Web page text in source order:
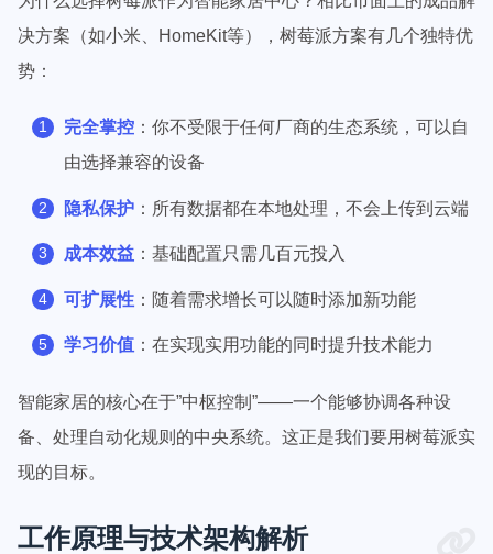
决方案（如小米、HomeKit等），树莓派方案有几个独特优
势：
完全掌控：你不受限于任何厂商的生态系统，可以自
由选择兼容的设备
隐私保护：所有数据都在本地处理，不会上传到云端
成本效益：基础配置只需几百元投入
可扩展性：随着需求增长可以随时添加新功能
学习价值：在实现实用功能的同时提升技术能力
智能家居的核心在于”中枢控制”——一个能够协调各种设
备、处理自动化规则的中央系统。这正是我们要用树莓派实
现的目标。
工作原理与技术架构解析